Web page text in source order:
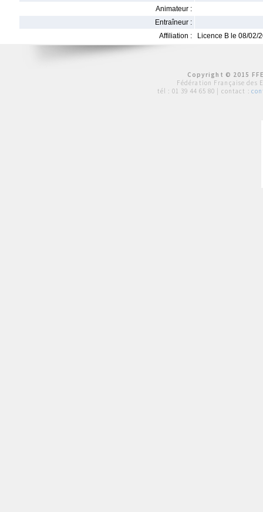
Animateur :
Entraîneur :
Affiliation :
Licence B le 08/02/
Copyright © 2015
Fédération Française des
tél : 01 39 44 65 80 | contact :